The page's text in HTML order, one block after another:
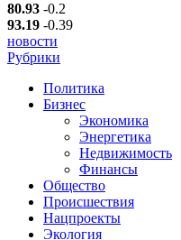
80.93 -0.2
93.19 -0.39
новости
Рубрики
Политика
Бизнес
Экономика
Энергетика
Недвижимость
Финансы
Общество
Происшествия
Нацпроекты
Экология